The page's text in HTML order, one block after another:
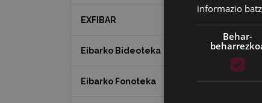
EXFIBAR
Eibarko Bideoteka
Eibarko Fonoteka
informazio
Behar-